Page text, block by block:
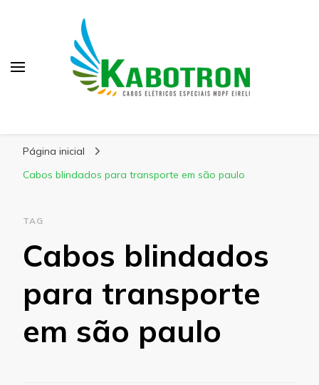
Página inicial
Cabos blindados para transporte em são paulo
TAG
Cabos blindados
para transporte
em são paulo